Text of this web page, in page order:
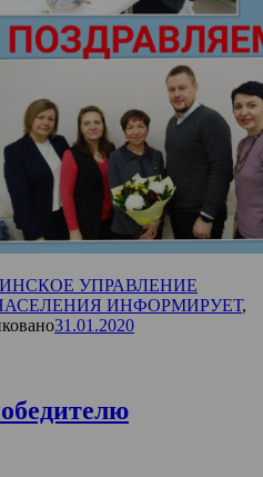
УПРАВЛЕНИЕ
ИНФОРМИРУЕТ,
31.01.2020